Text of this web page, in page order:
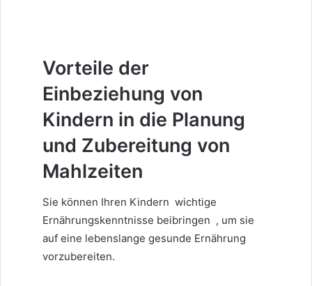
Vorteile der
Einbeziehung von
Kindern in die Planung
und Zubereitung von
Mahlzeiten
Sie können Ihren Kindern wichtige
Ernährungskenntnisse beibringen , um sie
auf eine lebenslange gesunde Ernährung
vorzubereiten.